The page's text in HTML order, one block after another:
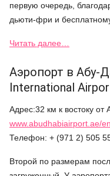
первую очередь,
дьюти-фри и
Читать далее…
Аэропорт в Абу-
International
Адрес:32 км к востоку от
www.abudhabiairport.ae/
Телефон: + (971 2) 505
Второй по размерам